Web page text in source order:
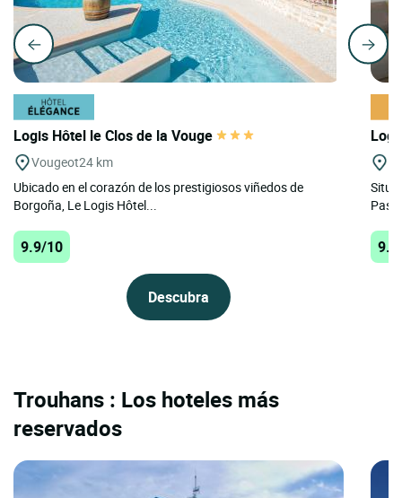
Logis Hôtel le Clos de la Vouge
Vougeot24 km
Ubicado en el corazón de los prestigiosos viñedos de
Borgoña, Le Logis Hôtel...
9.9/10
Descubra
Trouhans : Los hoteles más
reservados